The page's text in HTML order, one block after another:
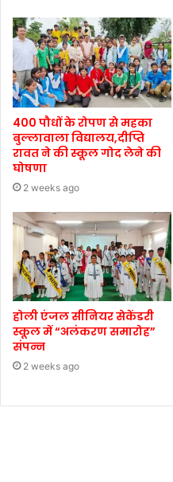
400 पौधों के रोपण से महका
बुल्लावाला विद्यालय,दीप्ति
रावत ने की स्कूल गोद लेने की
घोषणा
2 weeks ago
होली एंजल सीनियर सेकेंडरी
स्कूल में “अलंकरण समारोह”
संपन्न
2 weeks ago